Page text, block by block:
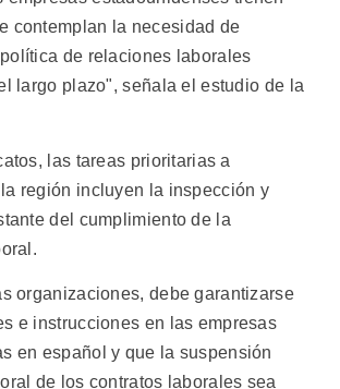
contemplan la necesidad de
de relaciones laborales
largo plazo", señala el estudio de la
las tareas prioritarias a
región incluyen la inspección y
del cumplimiento de la
organizaciones, debe garantizarse
e instrucciones en las empresas
en español y que la suspensión
de los contratos laborales sea